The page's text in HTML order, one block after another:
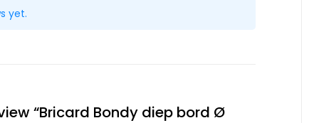
yet.
“Bricard Bondy diep bord Ø